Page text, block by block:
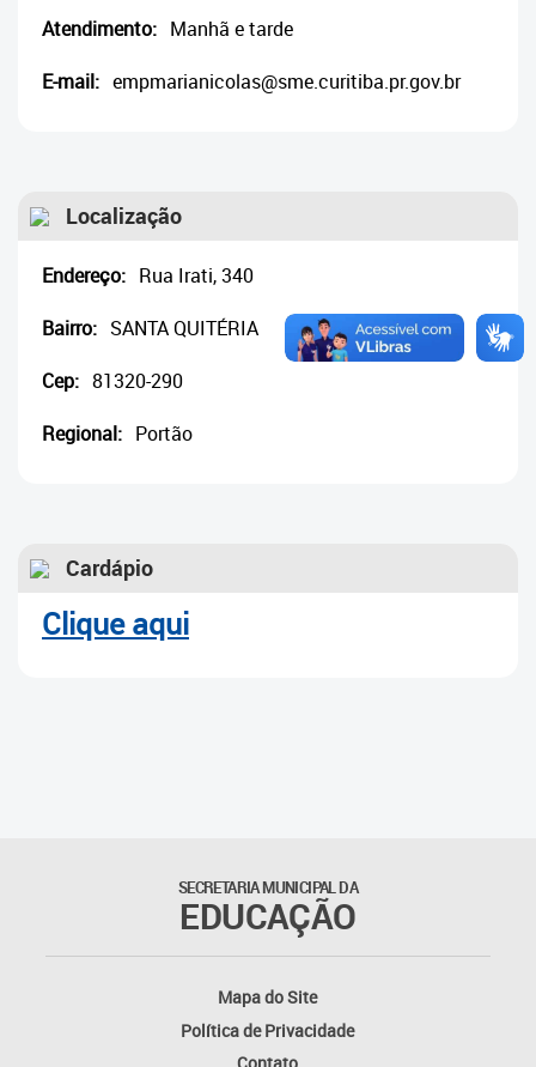
Atendimento: Manhã e tarde
E-mail: empmarianicolas@sme.curitiba.pr.gov.br
Localização
Endereço: Rua Irati, 340
Bairro: SANTA QUITÉRIA
Cep: 81320-290
Regional: Portão
Cardápio
Clique aqui
SECRETARIA MUNICIPAL DA
EDUCAÇÃO
Mapa do Site
Política de Privacidade